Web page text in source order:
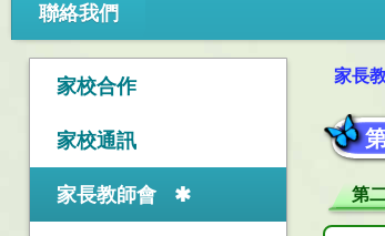
聯絡我們
家校合作
家校通訊
家長教師會
家長
第